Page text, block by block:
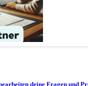
deine Fragen und